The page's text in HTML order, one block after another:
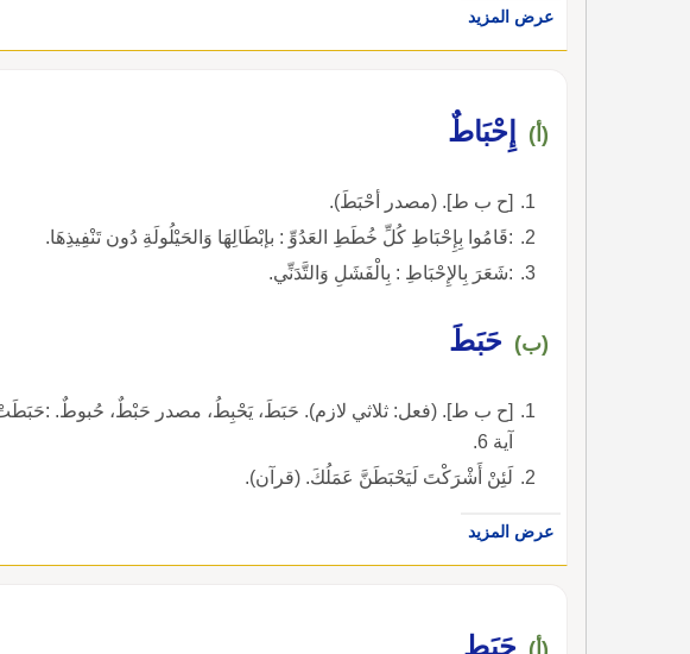
عرض المزيد
(أ) إِحْبَاطٌ
[ح ب ط]. (مصدر أحْبَطَ).
:قَامُوا بِإِحْبَاطِ كُلِّ خُطَطِ العَدُوِّ : بإبْطَالِهَا وَالحَيْلُولَةِ دُون تَنْفِيذِهَا.
:شَعَرَ بِالإِحْبَاطِ : بِالْفَشَلِ وَالتَّدَنِّي.
(ب) حَبَطَ
[ح ب ط]. (فعل: ثلاثي لازم). حَبَطَ، يَحْبِطُ، مصدر حَبْطٌ، حُبوطٌ.
آية 6.
لَئِنْ أَشْرَكْتَ لَيَحْبَطَنَّ عَمَلُكَ. (قرآن).
عرض المزيد
(أ) حَبَط